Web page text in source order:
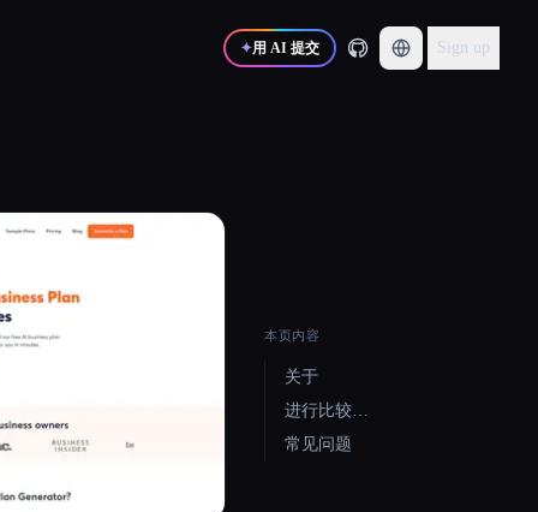
✦用 AI 提交 Sign up
本页内容
关于
进行比较…
常见问题